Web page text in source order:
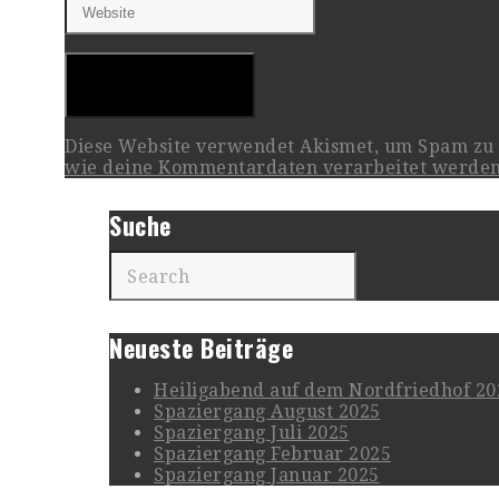
Diese Website verwendet Akismet, um Spam
wie deine Kommentardaten verarbeitet
Suche
Neueste Beiträge
Heiligabend auf dem Nordfriedhof
Spaziergang August 2025
Spaziergang Juli 2025
Spaziergang Februar 2025
Spaziergang Januar 2025